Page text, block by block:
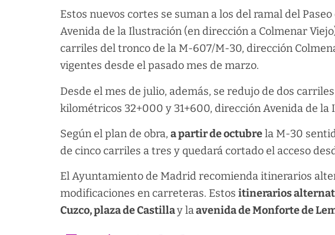
Estos nuevos cortes se suman a los del ramal del
Avenida de la Ilustración (en dirección a Colmenar
carriles del tronco de la M-607/M-30, dirección
vigentes desde el pasado mes de marzo.
Desde el mes de julio, además, se redujo de dos
kilométricos 32+000 y 31+600, dirección Avenida de la
Según el plan de obra, a partir de octubrela M-30
de cinco carriles a tres y quedará cortado el acceso
El Ayuntamiento de Madrid recomienda itinerarios
modificaciones en carreteras. Estos itinerarios
Cuzco, plaza de Castillay laavenida de Monforte de